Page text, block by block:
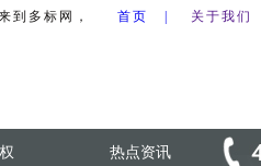
到多标网， 首页 | 关于我们
热点资讯